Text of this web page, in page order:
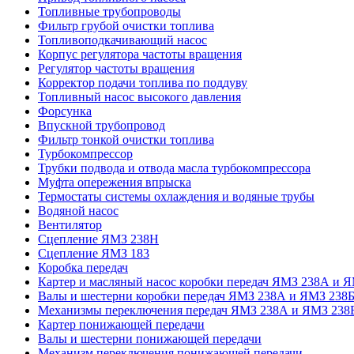
Топливные трубопроводы
Фильтр грубой очистки топлива
Топливоподкачивающий насос
Корпус регулятора частоты вращения
Регулятор частоты вращения
Корректор подачи топлива по поддуву
Топливный насос высокого давления
Форсунка
Впускной трубопровод
Фильтр тонкой очистки топлива
Турбокомпрессор
Трубки подвода и отвода масла турбокомпрессора
Муфта опережения впрыска
Термостаты системы охлаждения и водяные трубы
Водяной насос
Вентилятор
Сцепление ЯМЗ 238Н
Сцепление ЯМЗ 183
Коробка передач
Картер и масляный насос коробки передач ЯМЗ 238А и
Валы и шестерни коробки передач ЯМЗ 238А и ЯМЗ 238Б
Механизмы переключения передач ЯМЗ 238А и ЯМЗ
Картер понижающей передачи
Валы и шестерни понижающей передачи